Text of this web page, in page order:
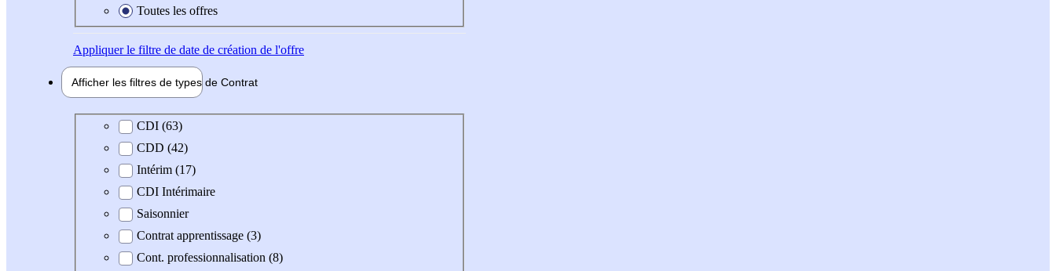
Toutes les offres
Appliquerle filtre de date de création de l'offre
Afficher les filtres de types de Contrat
Type de contratCDI (63)
CDD (42)
Intérim (17)
CDI Intérimaire
Saisonnier
Contrat apprentissage (3)
Cont. professionnalisation (8)